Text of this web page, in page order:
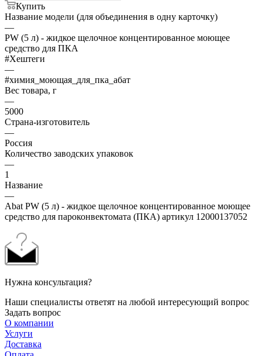
Купить
Название модели (для объединения в одну карточку)
—
PW (5 л) - жидкое щелочное концентированное моющее
средство для ПКА
#Хештеги
—
#химия_моющая_для_пка_абат
Вес товара, г
—
5000
Страна-изготовитель
—
Россия
Количество заводских упаковок
—
1
Название
—
Abat PW (5 л) - жидкое щелочное концентированное моющее
средство для пароконвектомата (ПКА) артикул 12000137052
Нужна консультация?
Наши специалисты ответят на любой интересующий вопрос
Задать вопрос
О компании
Услуги
Доставка